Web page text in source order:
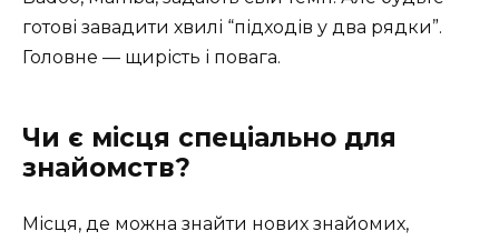
готові завадити хвилі “підходів у два рядки”.
Головне — щирість і повага.
Чи є місця спеціально для
знайомств?
Місця, де можна знайти нових знайомих,